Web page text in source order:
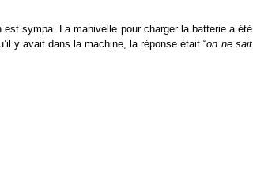
sympa. La manivelle pour charger la batterie a été
y avait dans la machine, la réponse était “on ne sait